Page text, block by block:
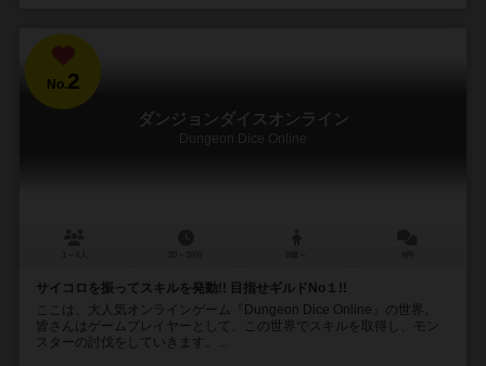
No.2
ダンジョンダイスオンライン
Dungeon Dice Online
サイコロを振ってスキルを発動!! 目指せギルドNo１!!
ここは、大人気オンラインゲーム『Dungeon Dice Online』の世界。
皆さんはゲームプレイヤーとして、この世界でスキルを取得し、モン
スターの討伐をしていきます。...